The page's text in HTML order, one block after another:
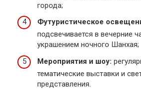
города;
Футуристическое
подсвечивается в вечерние
украшением ночного Шанхая;
Мероприятия и шоу:
тематические выставки и
представления.